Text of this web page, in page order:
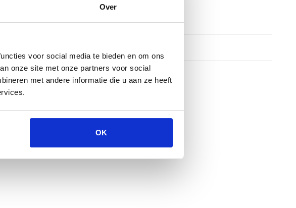
Over
voor social media te bieden en om ons
onze site met onze partners voor social
met andere informatie die u aan ze heeft
OK